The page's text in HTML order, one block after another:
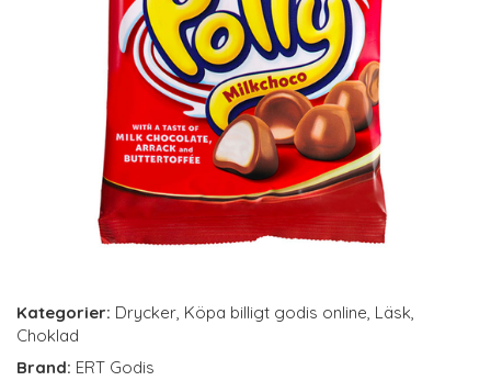
Kategorier: Drycker, Köpa billigt godis online, Läsk,
Choklad
Brand: ERT Godis